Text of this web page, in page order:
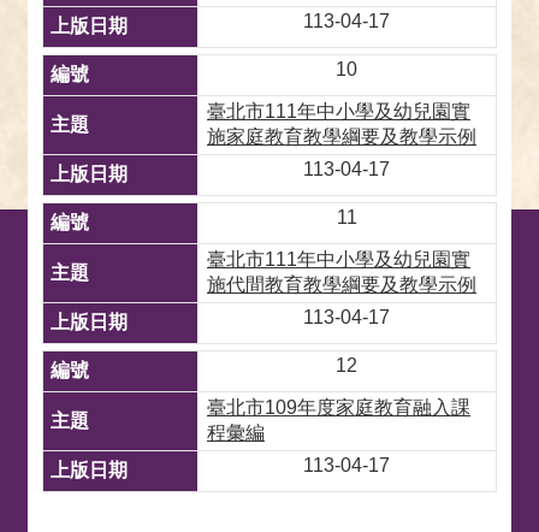
113-04-17
10
臺北市111年中小學及幼兒園實
施家庭教育教學綱要及教學示例
113-04-17
11
臺北市111年中小學及幼兒園實
施代間教育教學綱要及教學示例
113-04-17
12
臺北市109年度家庭教育融入課
程彙編
113-04-17